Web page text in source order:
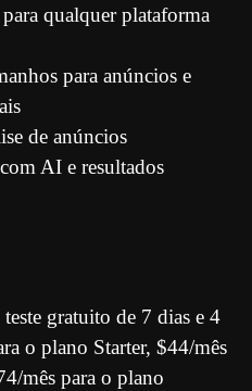
qualquer plataforma
para anúncios e
de anúncios
AI e resultados
gratuito de 7 dias e 4
o plano Starter, $44/mês
mês para o plano